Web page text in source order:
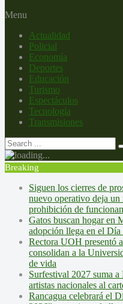
Menu
Actualidad
Policial
Economía
Deportes
Educación
Turismo
Espectáculos
Tecnología
Transmisiones
Breaking
Siguen los cierres de
nuevo operativo deja
prohibición de
Gatos buscan hogar en
adopción llega en el
Rectora UOH presentó
consolidan a la
de vida
Surfestival 2027 suma
artistas nacionales al
Rancagua celebrará el